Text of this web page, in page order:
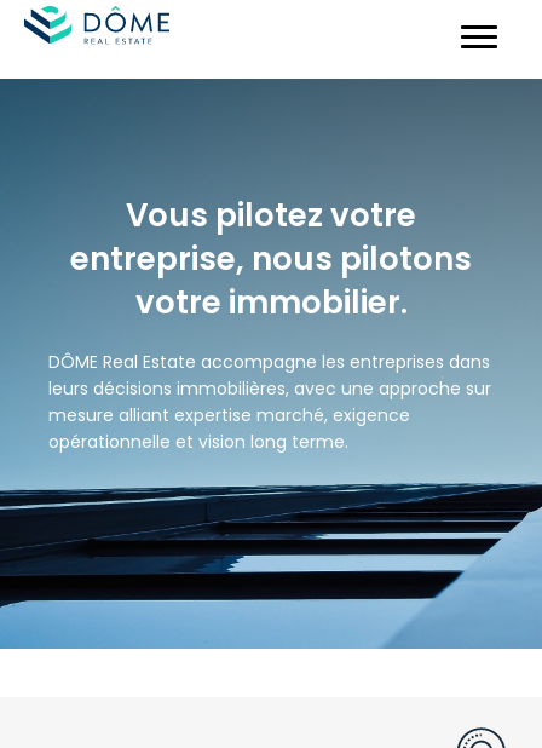
Vous pilotez votre
entreprise, nous pilotons
votre immobilier.
DÔME Real Estate accompagne les entreprises dans
leurs décisions immobilières, avec une approche sur
mesure alliant expertise marché, exigence
opérationnelle et vision long terme.